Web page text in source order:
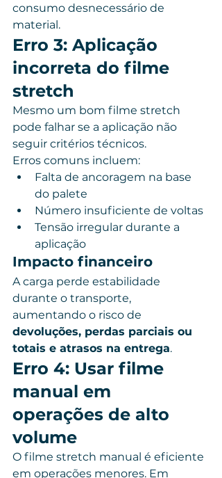
consumo desnecessário de
material.
Erro 3: Aplicação
incorreta do filme
stretch
Mesmo um bom filme stretch
pode falhar se a aplicação não
seguir critérios técnicos.
Erros comuns incluem:
Falta de ancoragem na base
do palete
Número insuficiente de voltas
Tensão irregular durante a
aplicação
Impacto financeiro
A carga perde estabilidade
durante o transporte,
aumentando o risco de
devoluções, perdas parciais ou
totais e atrasos na entrega.
Erro 4: Usar filme
manual em
operações de alto
volume
O filme stretch manual é eficiente
em operações menores. Em